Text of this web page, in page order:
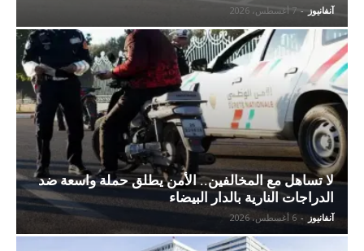
آنفانيوز - 7 أغسطس، 2026
لا تساهل مع المخالفين.. الأمن يطلق حملة واسعة ضد
الدراجات النارية بالدار البيضاء
آنفانيوز - 6 أغسطس، 2026